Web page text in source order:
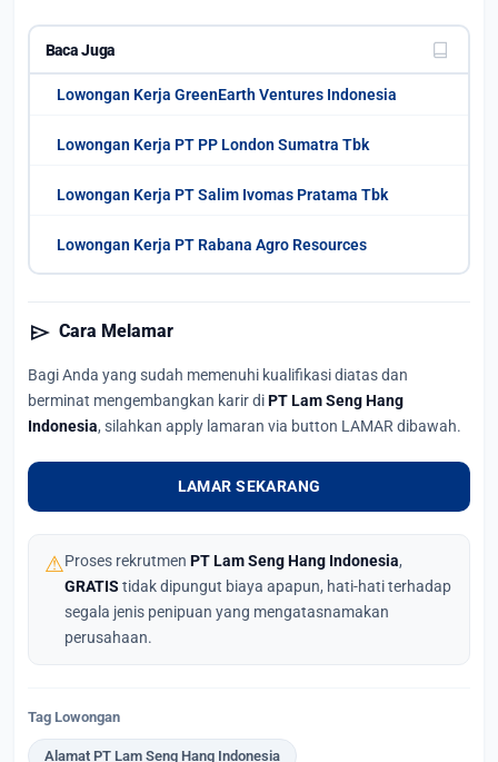
Baca Juga
Lowongan Kerja GreenEarth Ventures Indonesia
Lowongan Kerja PT PP London Sumatra Tbk
Lowongan Kerja PT Salim Ivomas Pratama Tbk
Lowongan Kerja PT Rabana Agro Resources
send Cara Melamar
Bagi Anda yang sudah memenuhi kualifikasi diatas dan
berminat mengembangkan karir diPT Lam Seng Hang
Indonesia, silahkan apply lamaran via button LAMAR dibawah.
LAMAR SEKARANG
⚠Proses rekrutmen PT Lam Seng Hang Indonesia,
GRATIS tidak dipungut biaya apapun, hati-hati terhadap
segala jenis penipuan yang mengatasnamakan
perusahaan.
Tag Lowongan
Alamat PT Lam Seng Hang Indonesia